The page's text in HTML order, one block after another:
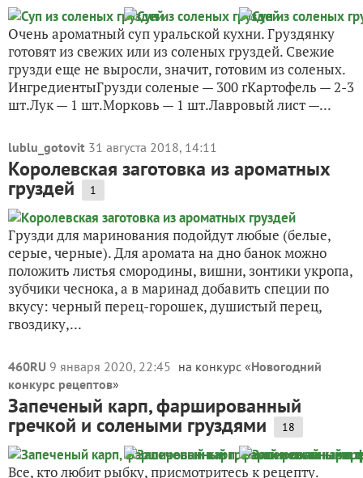
Очень ароматный суп уральской кухни. Груздянку
готовят из свежих или из соленых груздей. Свежие
грузди еще не выросли, значит, готовим из соленых.
ИнгредиентыГрузди соленые — 300 гКартофель — 2-3
шт.Лук — 1 шт.Морковь — 1 шт.Лавровый лист —...
lublu_gotovit 31 августа 2018, 14:11
Королевская заготовка из ароматных
груздей 1
Грузди для маринования подойдут любые (белые,
серые, черные). Для аромата на дно банок можно
положить листья смородины, вишни, зонтики укропа,
зубчики чеснока, а в маринад добавить специи по
вкусу: черный перец-горошек, душистый перец,
гвоздику,...
460RU 9 января 2020, 22:45 на конкурс «Новогодний
конкурс рецептов»
Запеченый карп, фаршированный
гречкой и солеными груздями 18
Все, кто любит рыбку, присмотритесь к рецепту.